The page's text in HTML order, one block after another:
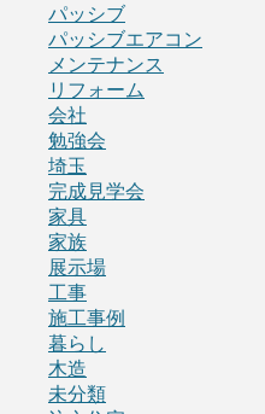
パッシブ
パッシブエアコン
メンテナンス
リフォーム
会社
勉強会
埼玉
完成見学会
家具
家族
展示場
工事
施工事例
暮らし
木造
未分類